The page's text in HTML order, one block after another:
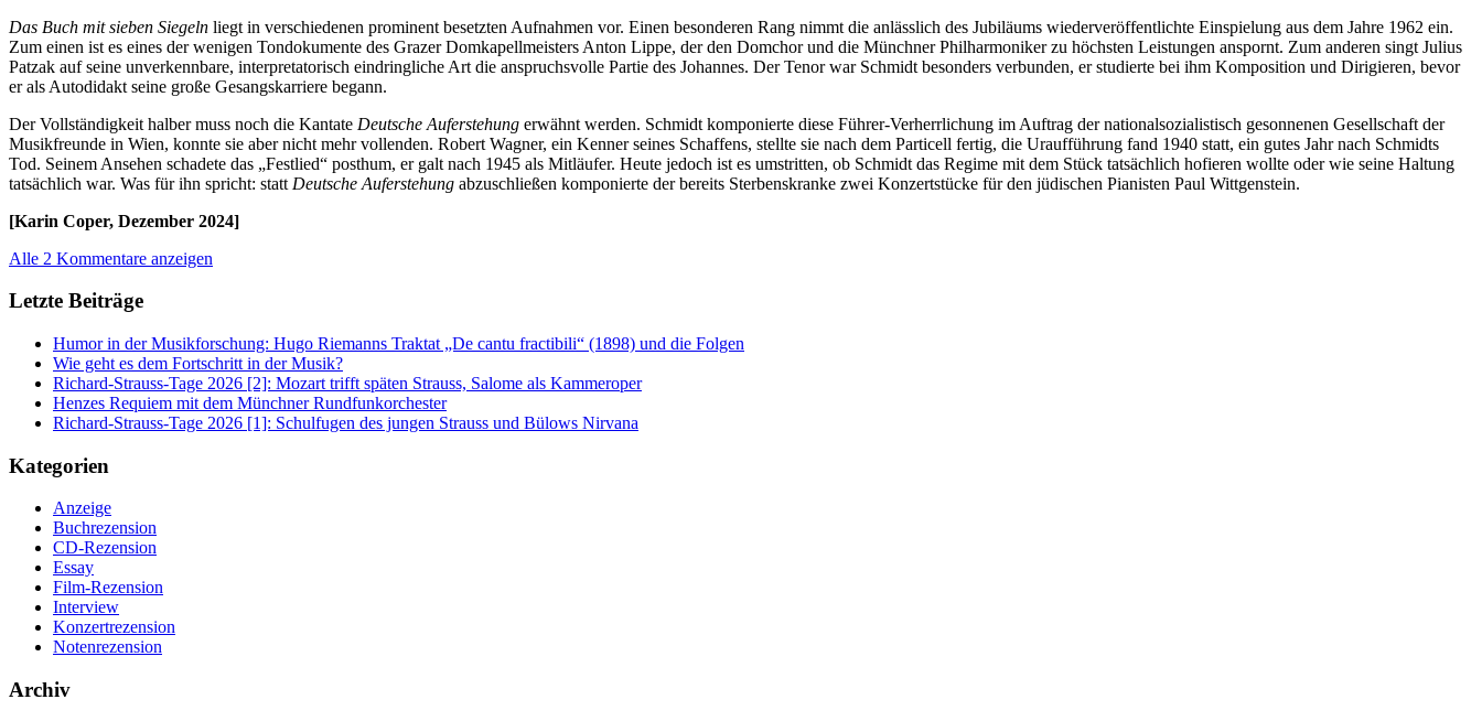
Das Buch mit sieben Siegeln liegt in verschiedenen prominent besetzten Aufnahmen vor. Einen besonderen Rang nimmt die anlässlich des Jubiläums wiederveröffentlichte Einspielung aus dem Jahre 1962 ein.
Zum einen ist es eines der wenigen Tondokumente des Grazer Domkapellmeisters Anton Lippe, der den Domchor und die Münchner Philharmoniker zu höchsten Leistungen anspornt. Zum anderen singt Julius
Patzak auf seine unverkennbare, interpretatorisch eindringliche Art die anspruchsvolle Partie des Johannes. Der Tenor war Schmidt besonders verbunden, er studierte bei ihm Komposition und Dirigieren, bevor
er als Autodidakt seine große Gesangskarriere begann.
Der Vollständigkeit halber muss noch die Kantate Deutsche Auferstehung erwähnt werden. Schmidt komponierte diese Führer-Verherrlichung im Auftrag der nationalsozialistisch gesonnenen Gesellschaft der
Musikfreunde in Wien, konnte sie aber nicht mehr vollenden. Robert Wagner, ein Kenner seines Schaffens, stellte sie nach dem Particell fertig, die Uraufführung fand 1940 statt, ein gutes Jahr nach Schmidts
Tod. Seinem Ansehen schadete das „Festlied“ posthum, er galt nach 1945 als Mitläufer. Heute jedoch ist es umstritten, ob Schmidt das Regime mit dem Stück tatsächlich hofieren wollte oder wie seine Haltung
tatsächlich war. Was für ihn spricht: statt Deutsche Auferstehung abzuschließen komponierte der bereits Sterbenskranke zwei Konzertstücke für den jüdischen Pianisten Paul Wittgenstein.
[Karin Coper, Dezember 2024]
Alle 2 Kommentare anzeigen
Letzte Beiträge
Humor in der Musikforschung: Hugo Riemanns Traktat „De cantu fractibili“ (1898) und die Folgen
Wie geht es dem Fortschritt in der Musik?
Richard-Strauss-Tage 2026 [2]: Mozart trifft späten Strauss, Salome als Kammeroper
Henzes Requiem mit dem Münchner Rundfunkorchester
Richard-Strauss-Tage 2026 [1]: Schulfugen des jungen Strauss und Bülows Nirvana
Kategorien
Anzeige
Buchrezension
CD-Rezension
Essay
Film-Rezension
Interview
Konzertrezension
Notenrezension
Archiv